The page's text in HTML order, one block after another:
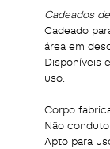
Cadeados
Cadeado
área em
Disponíveis
uso.
Corpo
Não
Apto para